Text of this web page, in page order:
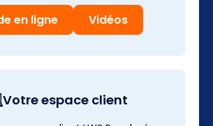
en ligne Vidéos
Votre espace client